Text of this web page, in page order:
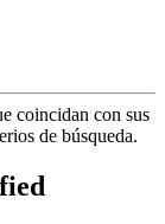
coincidan con sus
de búsqueda.